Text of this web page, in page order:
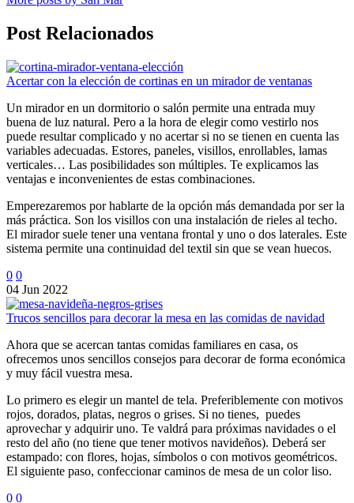
Post Relacionados
Acertar con la elección de cortinas en un mirador de ventanas
Un mirador en un dormitorio o salón permite una entrada muy
buena de luz natural. Pero a la hora de elegir como vestirlo nos
puede resultar complicado y no acertar si no se tienen en cuenta las
variables adecuadas. Estores, paneles, visillos, enrollables, lamas
verticales… Las posibilidades son múltiples. Te explicamos las
ventajas e inconvenientes de estas combinaciones.
Emperezaremos por hablarte de la opción más demandada por ser la
más práctica. Son los visillos con una instalación de rieles al techo.
El mirador suele tener una ventana frontal y uno o dos laterales. Este
sistema permite una continuidad del textil sin que se vean huecos.
0 0
04 Jun 2022
Trucos sencillos para decorar la mesa en las comidas de navidad
Ahora que se acercan tantas comidas familiares en casa, os
ofrecemos unos sencillos consejos para decorar de forma económica
y muy fácil vuestra mesa.
Lo primero es elegir un mantel de tela. Preferiblemente con motivos
rojos, dorados, platas, negros o grises. Si no tienes, puedes
aprovechar y adquirir uno. Te valdrá para próximas navidades o el
resto del año (no tiene que tener motivos navideños). Deberá ser
estampado: con flores, hojas, símbolos o con motivos geométricos.
El siguiente paso, confeccionar caminos de mesa de un color liso.
0 0